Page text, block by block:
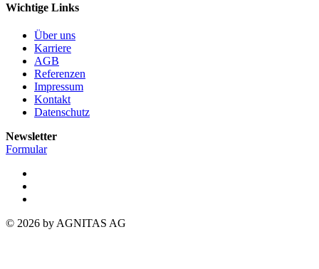
Wichtige Links
Über uns
Karriere
AGB
Referenzen
Impressum
Kontakt
Datenschutz
Newsletter
Formular
© 2026 by AGNITAS AG